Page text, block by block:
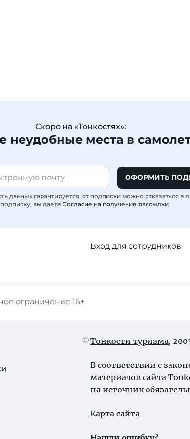
Скоро на «Тонкостях»:
неудобные места в
ОФОРМИТЬ
данных гарантируется, от подписки можно отказаться в
вы даете Согласие на получение рассылки.
Вход для сотрудников
ограничение 16+
Тонкости туризма,
В соответствии с
материалов сайта
на источник
Карта сайта